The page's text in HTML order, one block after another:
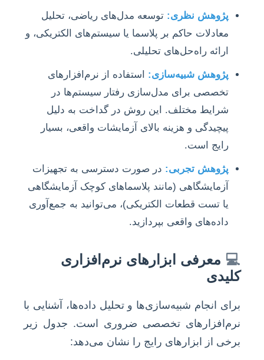
پژوهش نظری: توسعه مدل‌های ریاضی، تحلیل
معادلات حاکم بر پلاسما یا سیستم‌های الکتریکی، و
ارائه راه‌حل‌های تحلیلی.
پژوهش شبیه‌سازی: استفاده از نرم‌افزارهای
تخصصی برای مدل‌سازی رفتار سیستم‌ها در
شرایط مختلف. این روش در گداخت به دلیل
پیچیدگی و هزینه بالای آزمایشات واقعی، بسیار
رایج است.
پژوهش تجربی: در صورت دسترسی به تجهیزات
آزمایشگاهی (مانند پلاسماهای کوچک آزمایشگاهی
یا تست قطعات الکتریکی)، می‌توانید به جمع‌آوری
داده‌های واقعی بپردازید.
💻 معرفی ابزارهای نرم‌افزاری
کلیدی
برای انجام شبیه‌سازی‌ها و تحلیل داده‌ها، آشنایی با
نرم‌افزارهای تخصصی ضروری است. جدول زیر
برخی از ابزارهای رایج را نشان می‌دهد: